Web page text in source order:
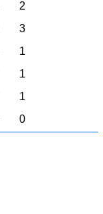
2
3
1
1
1
0